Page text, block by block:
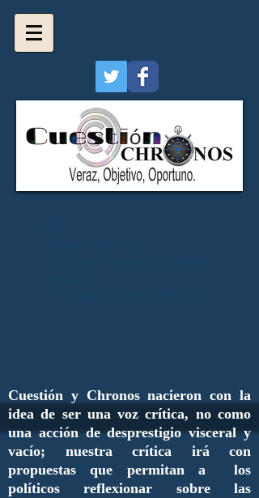
Cuestión y Chronos nacieron con la
idea de ser una voz crítica, no como
una acción de desprestigio visceral y
vacío; nuestra crítica irá con
propuestas que permitan a los
políticos reflexionar sobre las